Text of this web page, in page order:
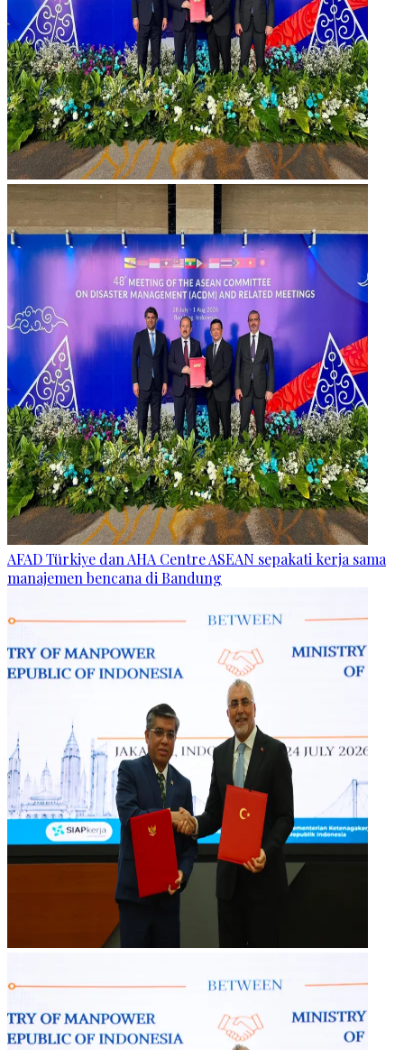
AFAD Türkiye dan AHA Centre ASEAN sepakati kerja sama
manajemen bencana di Bandung